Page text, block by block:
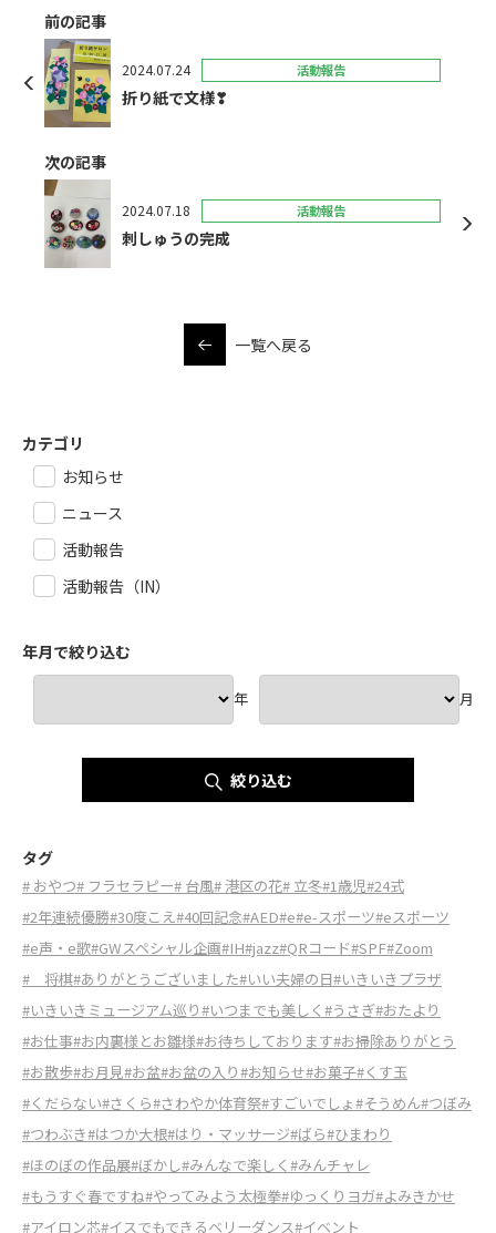
前の記事
2024.07.24 活動報告
折り紙で文様❣
次の記事
2024.07.18 活動報告
刺しゅうの完成
一覧へ戻る
カテゴリ
お知らせ
ニュース
活動報告
活動報告（IN）
年月で絞り込む
年 月
絞り込む
タグ
# おやつ# フラセラピー# 台風# 港区の花# 立冬#1歳児#24式
#2年連続優勝#30度こえ #40回記念#AED#e#e-スポーツ#eスポーツ
#e声・e歌#GWスペシャル企画#IH#jazz#QRコード#SPF#Zoom
# 将棋#ありがとうございました#いい夫婦の日#いきいきプラザ
#いきいきミュージアム巡り#いつまでも美しく #うさぎ#おたより
#お仕事#お内裏様とお雛様#お待ちしております#お掃除ありがとう
#お散歩#お月見#お盆#お盆の入り#お知らせ#お菓子#くす玉
#くだらない#さくら#さわやか体育祭#すごいでしょ#そうめん#つぼみ
#つわぶき#はつか大根#はり・マッサージ#ばら#ひまわり
#ほのぼの作品展#ぼかし#みんなで楽しく #みんチャレ
#もうすぐ春ですね#やってみよう太極拳#ゆっくりヨガ#よみきかせ
#アイロン芯#イスでもできるベリーダンス#イベント